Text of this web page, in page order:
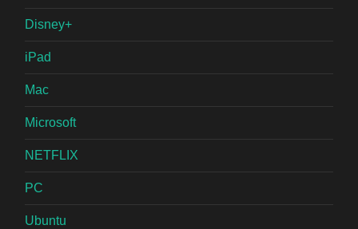
Disney+
iPad
Mac
Microsoft
NETFLIX
PC
Ubuntu